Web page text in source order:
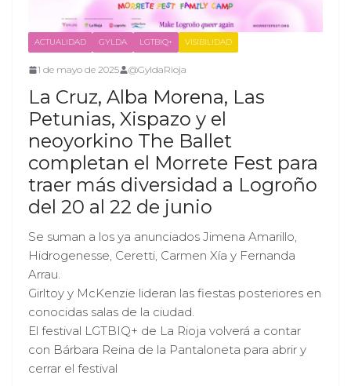
ACTUALIDAD GYLDA LGTBIQ+ VISIBILIDAD
1 de mayo de 2025 @GyldaRioja
La Cruz, Alba Morena, Las
Petunias, Xispazo y el
neoyorkino The Ballet
completan el Morrete Fest para
traer más diversidad a Logroño
del 20 al 22 de junio
Se suman a los ya anunciados Jimena Amarillo,
Hidrogenesse, Ceretti, Carmen Xía y Fernanda
Arrau.
Girltoy y McKenzie lideran las fiestas posteriores en
conocidas salas de la ciudad.
El festival LGTBIQ+ de La Rioja volverá a contar
con Bárbara Reina de la Pantaloneta para abrir y
cerrar el festival